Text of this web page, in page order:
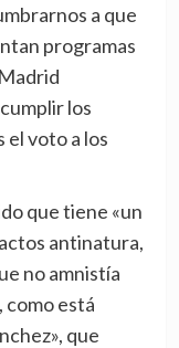
a que
programas
los
el voto a los
antinatura,
no amnistía
está
que